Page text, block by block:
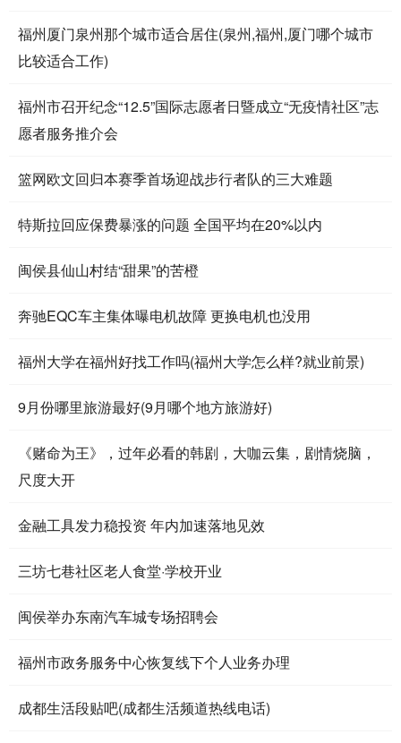
福州厦门泉州那个城市适合居住(泉州,福州,厦门哪个城市
比较适合工作)
福州市召开纪念“12.5”国际志愿者日暨成立“无疫情社区”志
愿者服务推介会
篮网欧文回归本赛季首场迎战步行者队的三大难题
特斯拉回应保费暴涨的问题 全国平均在20%以内
闽侯县仙山村结“甜果”的苦橙
奔驰EQC车主集体曝电机故障 更换电机也没用
福州大学在福州好找工作吗(福州大学怎么样?就业前景)
9月份哪里旅游最好(9月哪个地方旅游好)
​《赌命为王》，过年必看的韩剧，大咖云集，剧情烧脑，
尺度大开
金融工具发力稳投资 年内加速落地见效
三坊七巷社区老人食堂·学校开业
闽侯举办东南汽车城专场招聘会
福州市政务服务中心恢复线下个人业务办理
成都生活段贴吧(成都生活频道热线电话)